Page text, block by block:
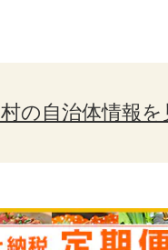
の自治体情報を